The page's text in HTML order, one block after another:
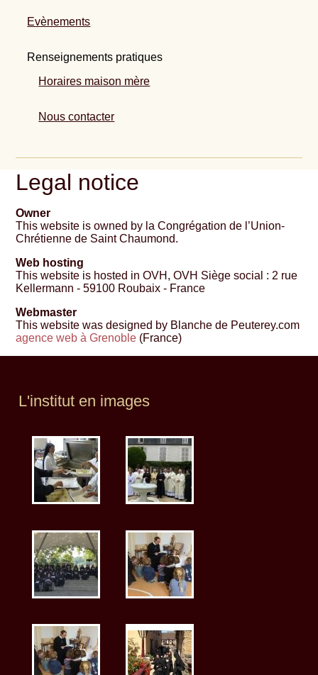
Evènements
Renseignements pratiques
Horaires maison mère
Nous contacter
Legal notice
Owner
This website is owned by la Congrégation de l’Union-
Chrétienne de Saint Chaumond.
Web hosting
This website is hosted in OVH, OVH Siège social : 2 rue
Kellermann - 59100 Roubaix - France
Webmaster
This website was designed by Blanche de Peuterey.com
agence web à Grenoble (France)
L'institut en images